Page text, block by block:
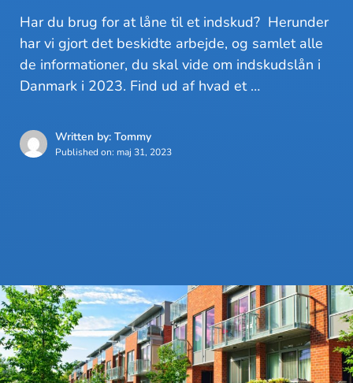
Har du brug for at låne til et indskud? Herunder
har vi gjort det beskidte arbejde, og samlet alle
de informationer, du skal vide om indskudslån i
Danmark i 2023. Find ud af hvad et …
Written by: Tommy
Published on: maj 31, 2023